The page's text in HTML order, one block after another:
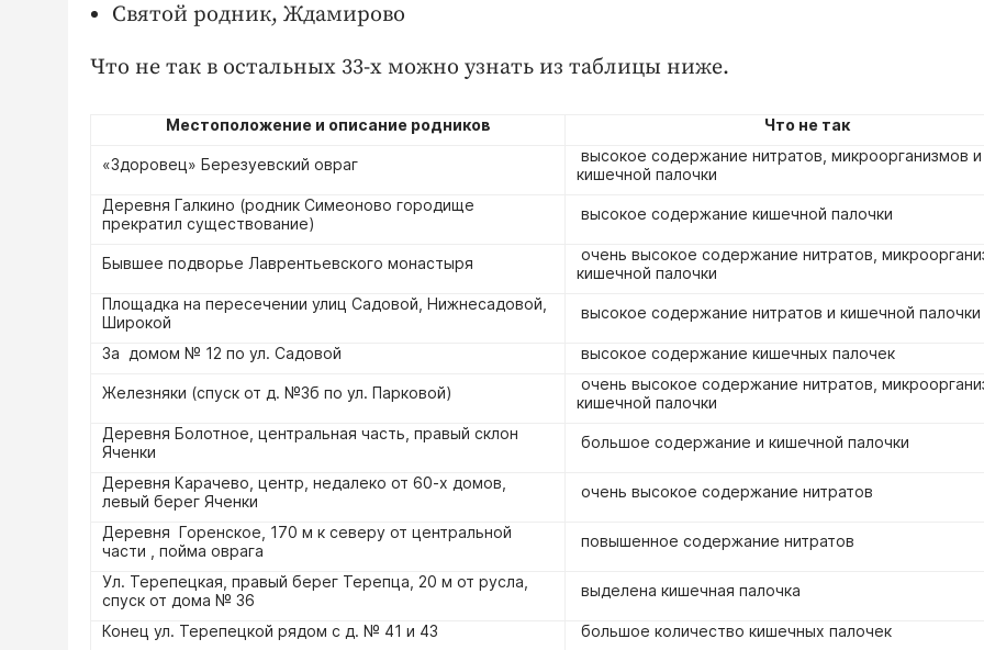
Святой родник, Ждамирово
Что не так в остальных 33-х можно узнать из таблицы ниже.
Местоположение и описание родников Что не так
«Здоровец» Березуевский овраг
высокое содержание нитратов, микроорганизмов и
кишечной палочки
Деревня Галкино (родник Симеоново городище
прекратил существование)
высокое содержание кишечной палочки
Бывшее подворье Лаврентьевского монастыря
очень высокое содержание нитратов,
кишечной палочки
Площадка на пересечении улиц Садовой, Нижнесадовой,
Широкой
высокое содержание нитратов и кишечной палочки
За домом № 12 по ул. Садовой высокое содержание кишечных палочек
Железняки (спуск от д. №3б по ул. Парковой)
очень высокое содержание нитратов,
кишечной палочки
Деревня Болотное, центральная часть, правый склон
Яченки
большое содержание и кишечной палочки
Деревня Карачево, центр, недалеко от 60-х домов,
левый берег Яченки
очень высокое содержание нитратов
Деревня Горенское, 170 м к северу от центральной
части , пойма оврага
повышенное содержание нитратов
Ул. Терепецкая, правый берег Терепца, 20 м от русла,
спуск от дома № 36
выделена кишечная палочка
Конец ул. Терепецкой рядом с д. № 41 и 43 большое количество кишечных палочек